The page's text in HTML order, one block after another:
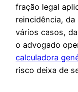
fração legal
reincidência,
vários casos,
o advogado
calculadora
risco deixa de